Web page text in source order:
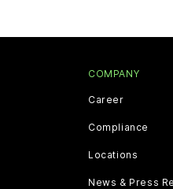
COMPANY
Career
Compliance
Locations
News & Press